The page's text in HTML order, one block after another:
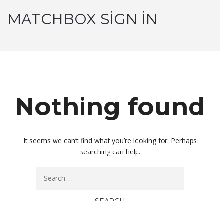
MATCHBOX SIGN IN
Nothing found
It seems we can’t find what you’re looking for. Perhaps
searching can help.